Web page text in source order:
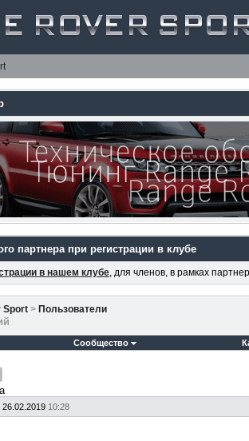
партнера при регистрации в клубе
в нашем клубе, для членов, в рамках
Sport > Пользователи
Сообщество
26.02.2019 10:28